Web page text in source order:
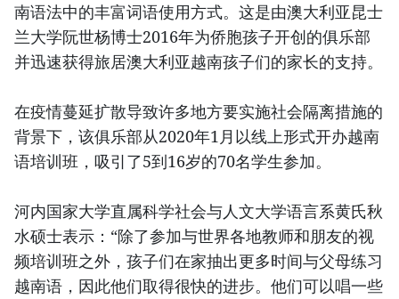
南语法中的丰富词语使用方式。这是由澳大利亚昆士
兰大学阮世杨博士2016年为侨胞孩子开创的俱乐部
并迅速获得旅居澳大利亚越南孩子们的家长的支持。
在疫情蔓延扩散导致许多地方要实施社会隔离措施的
背景下，该俱乐部从2020年1月以线上形式开办越南
语培训班，吸引了5到16岁的70名学生参加。
河内国家大学直属科学社会与人文大学语言系黄氏秋
水硕士表示：“除了参加与世界各地教师和朋友的视
频培训班之外，孩子们在家抽出更多时间与父母练习
越南语，因此他们取得很快的进步。他们可以唱一些